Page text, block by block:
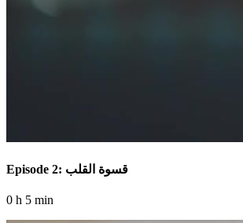
Episode 2: قسوة القلب
0 h 5 min